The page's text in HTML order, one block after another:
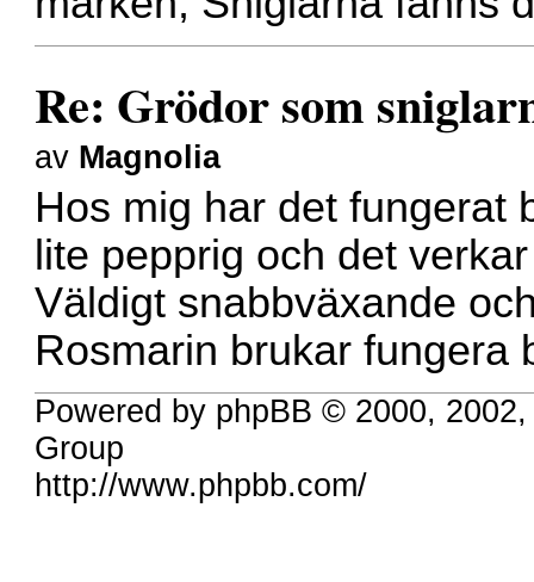
Re: Grödor som
av Magnolia
Hos mig har det fungerat
lite pepprig och det
Väldigt snabbväxande
Rosmarin brukar fungera
Powered by phpBB © 2000,
Group
http://www.phpbb.com/